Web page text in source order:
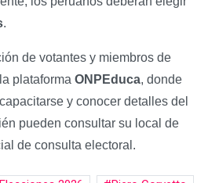
.
de votantes y miembros de
plataforma ONPEduca, donde
y conocer detalles del
pueden consultar su local de
de consulta electoral.